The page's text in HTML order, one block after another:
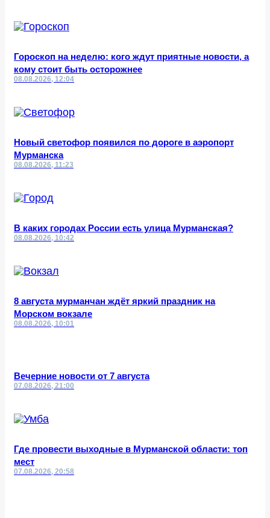
Гороскоп на неделю: кого ждут приятные новости, а
кому стоит быть осторожнее
08.08.2026, 12:04
Новый светофор появился по дороге в аэропорт
Мурманска
08.08.2026, 11:23
В каких городах России есть улица Мурманская?
08.08.2026, 10:42
8 августа мурманчан ждёт яркий праздник на
Морском вокзале
08.08.2026, 10:01
Вечерние новости от 7 августа
07.08.2026, 21:00
Где провести выходные в Мурманской области: топ
мест
07.08.2026, 20:58